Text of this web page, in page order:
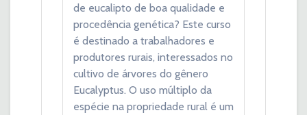
de eucalipto de boa qualidade e
procedência genética? Este curso
é destinado a trabalhadores e
produtores rurais, interessados no
cultivo de árvores do gênero
Eucalyptus. O uso múltiplo da
espécie na propriedade rural é um